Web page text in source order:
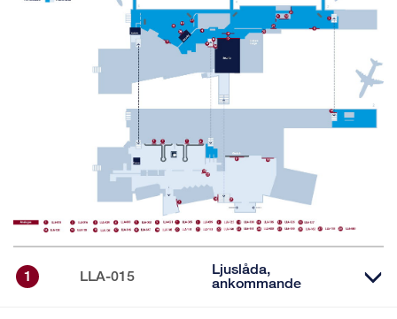
1 LLA-015
Ljuslåda,
ankommande